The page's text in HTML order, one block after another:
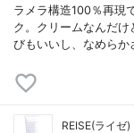
ラメラ構造100％再現
ク。クリームなんだ
びもいいし、なめら
REISE(ライゼ)